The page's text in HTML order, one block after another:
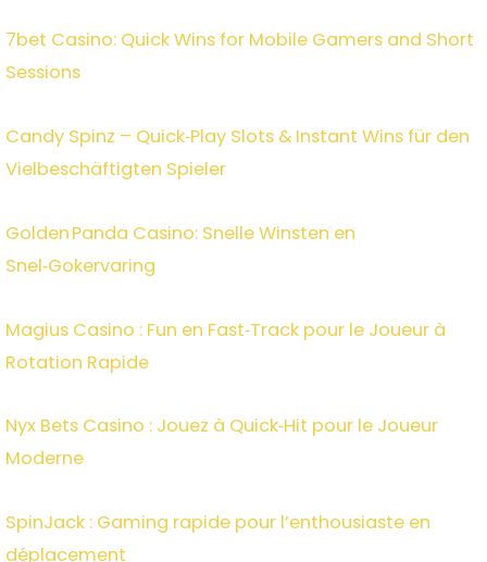
7bet Casino: Quick Wins for Mobile Gamers and Short
Sessions
Candy Spinz – Quick‑Play Slots & Instant Wins für den
Vielbeschäftigten Spieler
Golden Panda Casino: Snelle Winsten en
Snel‑Gokervaring
Magius Casino : Fun en Fast‑Track pour le Joueur à
Rotation Rapide
Nyx Bets Casino : Jouez à Quick‑Hit pour le Joueur
Moderne
SpinJack : Gaming rapide pour l’enthousiaste en
déplacement